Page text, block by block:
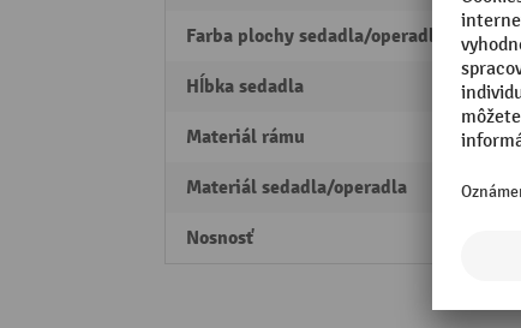
Farba plochy sedadla/operadla
Hĺbka sedadla 440
Materiál rámu
Materiál sedadla/operadla PU
Nosnosť